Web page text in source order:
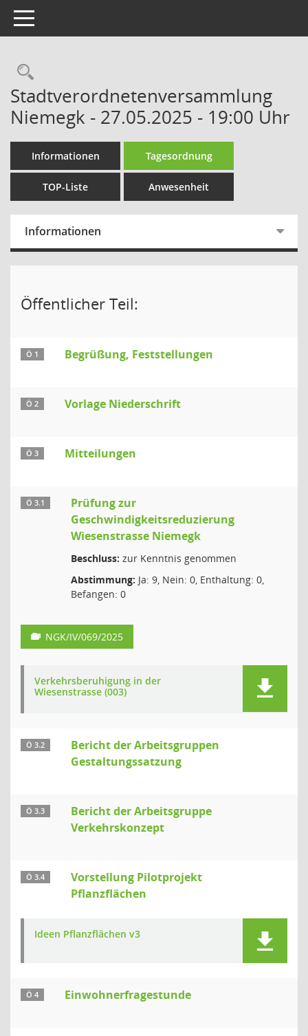
Toggle navigation
Rechercheauswahl
Stadtverordnetenversammlung
Niemegk - 27.05.2025 - 19:00 Uhr
Informationen Tagesordnung
TOP-Liste Anwesenheit
Informationen
Öffentlicher Teil:
Ö 1 Begrüßung, Feststellungen
Ö 2 Vorlage Niederschrift
Ö 3 Mitteilungen
Ö 3.1
Prüfung zur
Geschwindigkeitsreduzierung
Wiesenstrasse Niemegk
Beschluss: zur Kenntnis genommen
Abstimmung: Ja: 9, Nein: 0, Enthaltung: 0,
Befangen: 0
NGK/IV/069/2025
Verkehrsberuhigung in der
Wiesenstrasse (003)
Ö 3.2
Bericht der Arbeitsgruppen
Gestaltungssatzung
Ö 3.3
Bericht der Arbeitsgruppe
Verkehrskonzept
Ö 3.4
Vorstellung Pilotprojekt
Pflanzflächen
Ideen Pflanzflächen v3
Ö 4 Einwohnerfragestunde